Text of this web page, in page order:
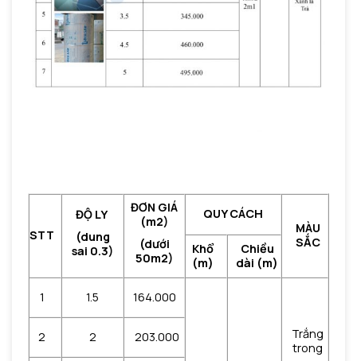
STT
ĐỘ LY
(dung
sai 0.3)
ĐƠN GIÁ
(m2)
(dưới
50m2)
QUY CÁCH
MÀU
SẮC
Khổ
(m)
Chiều
dài (m)
1 1.5 164.000
Trắng
trong
2 2 203.000